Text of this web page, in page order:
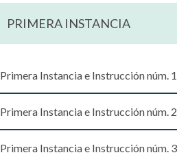
PRIMERA INSTANCIA
Primera Instancia e Instrucción núm. 1
Primera Instancia e Instrucción núm. 2
Primera Instancia e Instrucción núm. 3